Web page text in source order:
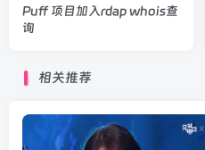
Puff 项目加入rdap whois查
询
相关推荐